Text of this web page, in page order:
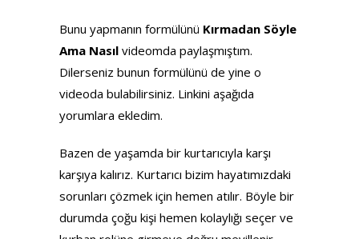
Bunu yapmanın formülünü Kırmadan Söyle
Ama Nasıl videomda paylaşmıştım.
Dilerseniz bunun formülünü de yine o
videoda bulabilirsiniz. Linkini aşağıda
yorumlara ekledim.
Bazen de yaşamda bir kurtarıcıyla karşı
karşıya kalırız. Kurtarıcı bizim hayatımızdaki
sorunları çözmek için hemen atılır. Böyle bir
durumda çoğu kişi hemen kolaylığı seçer ve